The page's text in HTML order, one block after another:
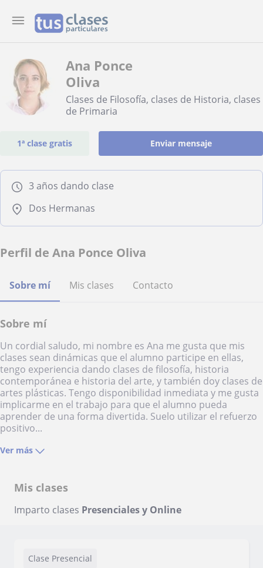
Ana Ponce
Oliva
Clases de Filosofía, clases de Historia, clases
de Primaria
1ª clase gratis Enviar mensaje
3 años dando clase
Dos Hermanas
Perfil de Ana Ponce Oliva
Sobre mí Mis clases Contacto
Sobre mí
Un cordial saludo, mi nombre es Ana me gusta que mis
clases sean dinámicas que el alumno participe en ellas,
tengo experiencia dando clases de filosofía, historia
contemporánea e historia del arte, y también doy clases de
artes plásticas. Tengo disponibilidad inmediata y me gusta
implicarme en el trabajo para que el alumno pueda
aprender de una forma divertida. Suelo utilizar el refuerzo
positivo...
Ver más
Mis clases
Imparto clases Presenciales y Online
Clase Presencial